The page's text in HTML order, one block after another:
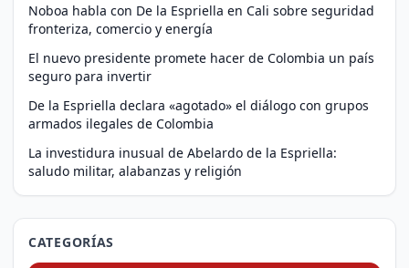
Noboa habla con De la Espriella en Cali sobre seguridad
fronteriza, comercio y energía
El nuevo presidente promete hacer de Colombia un país
seguro para invertir
De la Espriella declara «agotado» el diálogo con grupos
armados ilegales de Colombia
La investidura inusual de Abelardo de la Espriella:
saludo militar, alabanzas y religión
CATEGORÍAS